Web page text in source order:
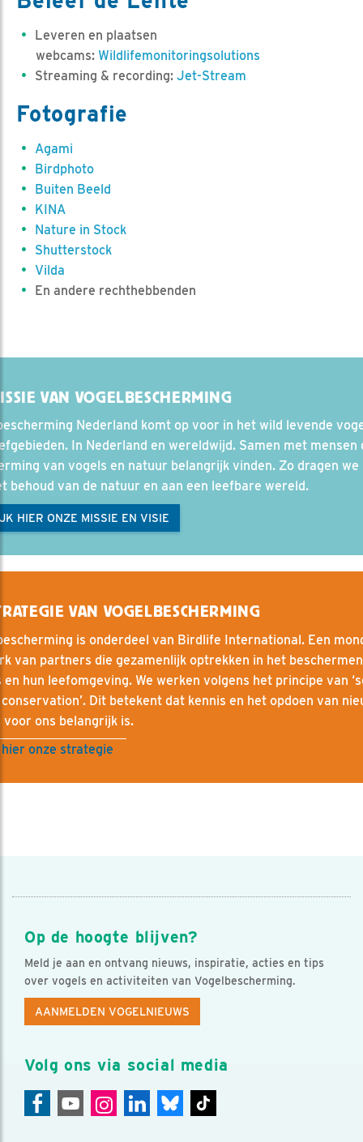
Leveren en plaatsen
webcams: Wildlifemonitoringsolutions
Streaming & recording:Jet-Stream
Fotografie
Agami
Birdphoto
Buiten Beeld
KINA
Nature in Stock
Shutterstock
Vilda
En andere rechthebbenden
VAN VOGELBESCHERMING
Nederland komt op voor in het wild levende
In Nederland en wereldwijd. Samen met mensen
van vogels en natuur belangrijk vinden. Zo dragen we
behoud van de natuur en aan een leefbare wereld.
HIER ONZE MISSIE EN VISIE
VAN VOGELBESCHERMING
is onderdeel van Birdlife International. Een
van partners die gezamenlijk optrekken in het
en hun leefomgeving. We werken volgens het principe van
Dit betekent dat kennis en het opdoen van
voor ons belangrijk is.
onze strategie
Op de hoogte blijven?
Meld je aan en ontvang nieuws, inspiratie, acties en tips
over vogels en activiteiten van Vogelbescherming.
AANMELDEN VOGELNIEUWS
Volg ons via social media